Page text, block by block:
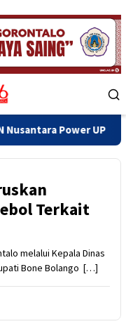
UP Gorontalo
Terkait
melalui Kepala Dinas
Bone Bolango […]